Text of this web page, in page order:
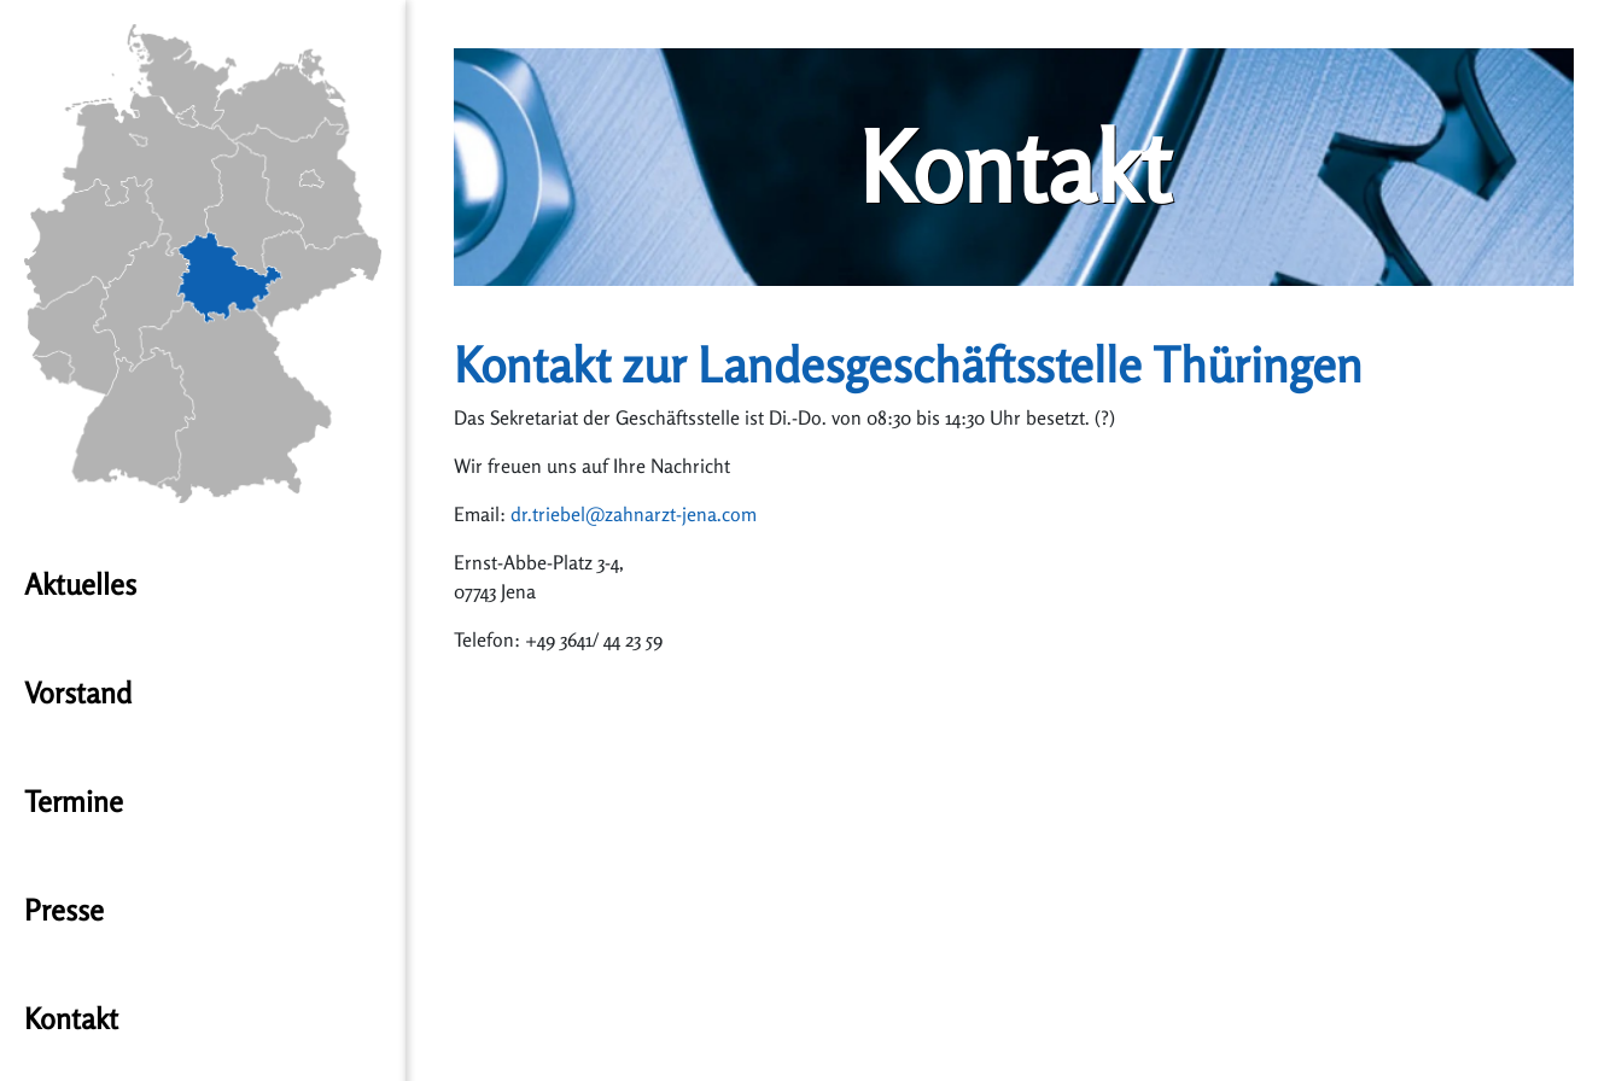
Aktuelles
Vorstand
Termine
Presse
Kontakt
Kontakt
Kontakt zur Landesgeschäftsstelle Thüringen
Das Sekretariat der Geschäftsstelle ist Di.-Do. von 08:30 bis 14:30 Uhr besetzt. (?)
Wir freuen uns auf Ihre Nachricht
Email:dr.triebel@zahnarzt-jena.com
Ernst-Abbe-Platz 3-4,
07743 Jena
Telefon: +49 3641/ 44 23 59